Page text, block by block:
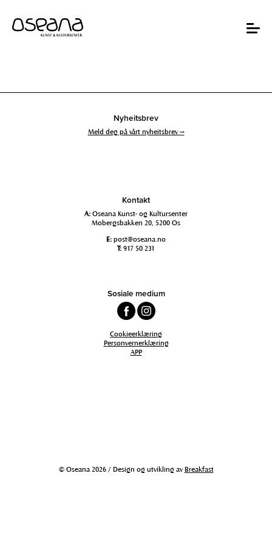
innhold
navigasjon
Toggle
Nyheitsbrev
Meld deg på vårt nyheitsbrev →
Kontakt
A: Oseana Kunst- og Kultursenter
Mobergsbakken 20, 5200 Os
E: post@oseana.no
T: 917 50 231
Sosiale medium
Cookieerklæring
Personvernerklæring
APP
© Oseana 2026 / Design og utvikling avBreakfast